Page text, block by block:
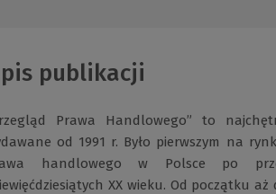
publikacji
Prawa Handlowego” to
od 1991 r. Było pierwszym na
handlowego w Polsce po
XX wieku. Od początku